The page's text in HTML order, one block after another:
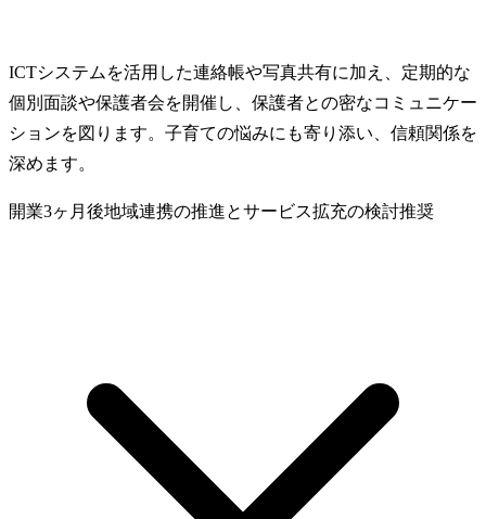
ICTシステムを活用した連絡帳や写真共有に加え、定期的な
個別面談や保護者会を開催し、保護者との密なコミュニケー
ションを図ります。子育ての悩みにも寄り添い、信頼関係を
深めます。
開業3ヶ月後地域連携の推進とサービス拡充の検討推奨